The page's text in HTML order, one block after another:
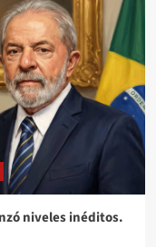
niveles inéditos.